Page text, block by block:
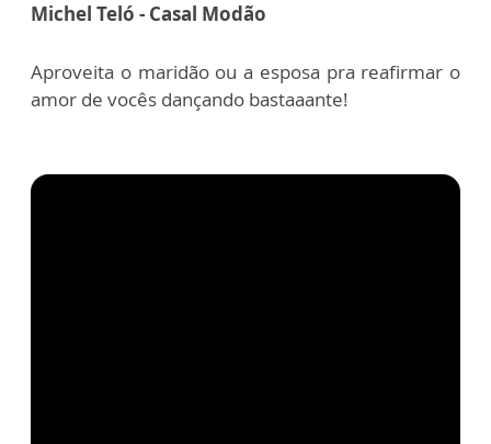
Michel Teló - Casal Modão
Aproveita o maridão ou a esposa pra reafirmar o
amor de vocês dançando bastaaante!